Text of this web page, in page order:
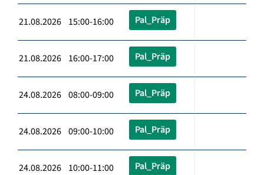
21.08.2026 15:00-16:00 Pal_Präp
21.08.2026 16:00-17:00 Pal_Präp
24.08.2026 08:00-09:00 Pal_Präp
24.08.2026 09:00-10:00 Pal_Präp
24.08.2026 10:00-11:00 Pal_Präp